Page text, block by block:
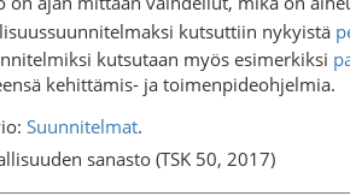
kutsuttiin nykyistä
kutsutaan myös esimerkiksi
kehittämis- ja toimenpideohjelmia.
Suunnitelmat.
sanasto (TSK 50, 2017)